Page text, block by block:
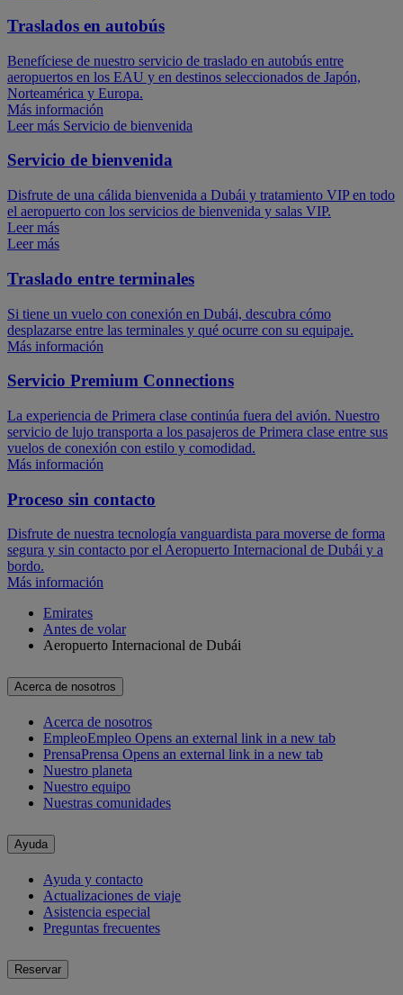
Traslados en autobús
Benefíciese de nuestro servicio de traslado en autobús entre
aeropuertos en los EAU y en destinos seleccionados de Japón,
Norteamérica y Europa.
Más información
Leer más Servicio de bienvenida
Servicio de bienvenida
Disfrute de una cálida bienvenida a Dubái y tratamiento VIP en todo
el aeropuerto con los servicios de bienvenida y salas VIP.
Leer más
Leer más
Traslado entre terminales
Si tiene un vuelo con conexión en Dubái, descubra cómo
desplazarse entre las terminales y qué ocurre con su equipaje.
Más información
Servicio Premium Connections
La experiencia de Primera clase continúa fuera del avión. Nuestro
servicio de lujo transporta a los pasajeros de Primera clase entre sus
vuelos de conexión con estilo y comodidad.
Más información
Proceso sin contacto
Disfrute de nuestra tecnología vanguardista para moverse de forma
segura y sin contacto por el Aeropuerto Internacional de Dubái y a
bordo.
Más información
Emirates
Antes de volar
Aeropuerto Internacional de Dubái
Acerca de nosotros
Acerca de nosotros
EmpleoEmpleo Opens an external link in a new tab
PrensaPrensa Opens an external link in a new tab
Nuestro planeta
Nuestro equipo
Nuestras comunidades
Ayuda
Ayuda y contacto
Actualizaciones de viaje
Asistencia especial
Preguntas frecuentes
Reservar